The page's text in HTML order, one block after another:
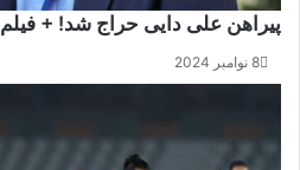
پیراهن علی دایی حراج شد! + فیلم
8 نوامبر 2024